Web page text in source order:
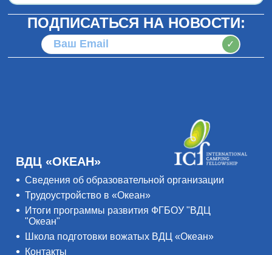
ПОДПИСАТЬСЯ НА НОВОСТИ:
✓
ВДЦ «ОКЕАН»
Сведения об образовательной организации
Трудоустройство в «Океан»
Итоги программы развития ФГБОУ "ВДЦ
"Океан"
Школа подготовки вожатых ВДЦ «Океан»
Контакты